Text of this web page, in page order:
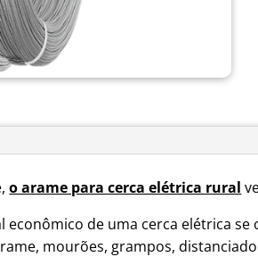
o arame para cerca elétrica rural
econômico de uma cerca elétrica
mourões, grampos,